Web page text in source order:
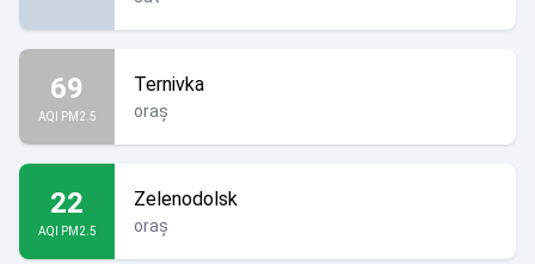
69
AQI PM2.5
Ternivka
oraș
22
AQI PM2.5
Zelenodolsk
oraș